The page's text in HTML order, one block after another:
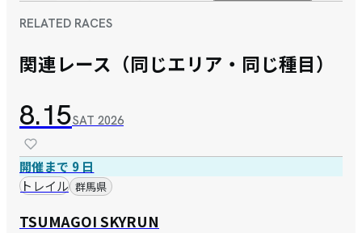
RELATED RACES
関連レース（同じエリア・同じ種目）
8.15SAT 2026
開催まで 9 日
トレイル 群馬県
TSUMAGOI SKYRUN